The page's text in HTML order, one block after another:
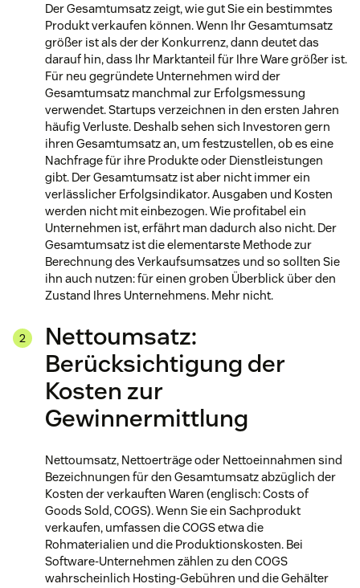
Der Gesamtumsatz zeigt, wie gut Sie ein bestimmtes
Produkt verkaufen können. Wenn Ihr Gesamtumsatz
größer ist als der der Konkurrenz, dann deutet das
darauf hin, dass Ihr Marktanteil für Ihre Ware größer ist.
Für neu gegründete Unternehmen wird der
Gesamtumsatz manchmal zur Erfolgsmessung
verwendet. Startups verzeichnen in den ersten Jahren
häufig Verluste. Deshalb sehen sich Investoren gern
ihren Gesamtumsatz an, um festzustellen, ob es eine
Nachfrage für ihre Produkte oder Dienstleistungen
gibt. Der Gesamtumsatz ist aber nicht immer ein
verlässlicher Erfolgsindikator. Ausgaben und Kosten
werden nicht mit einbezogen. Wie profitabel ein
Unternehmen ist, erfährt man dadurch also nicht. Der
Gesamtumsatz ist die elementarste Methode zur
Berechnung des Verkaufsumsatzes und so sollten Sie
ihn auch nutzen: für einen groben Überblick über den
Zustand Ihres Unternehmens. Mehr nicht.
Nettoumsatz:
Berücksichtigung der
Kosten zur
Gewinnermittlung
Nettoumsatz, Nettoerträge oder Nettoeinnahmen sind
Bezeichnungen für den Gesamtumsatz abzüglich der
Kosten der verkauften Waren (englisch: Costs of
Goods Sold, COGS). Wenn Sie ein Sachprodukt
verkaufen, umfassen die COGS etwa die
Rohmaterialien und die Produktionskosten. Bei
Software-Unternehmen zählen zu den COGS
wahrscheinlich Hosting-Gebühren und die Gehälter